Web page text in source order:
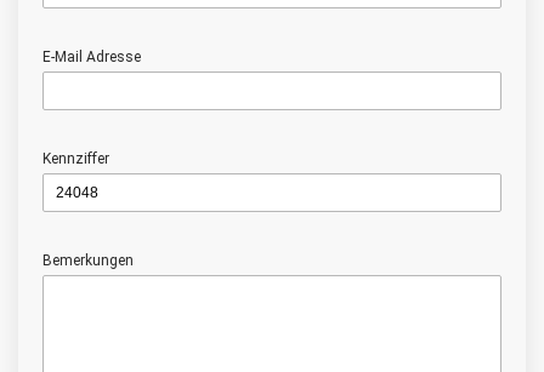
E-Mail Adresse
Kennziffer
Bemerkungen